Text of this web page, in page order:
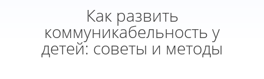
Как развить
коммуникабельность у
детей: советы и методы